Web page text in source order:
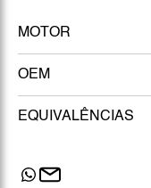
MOTOR
OEM
EQUIVALÊNCIAS